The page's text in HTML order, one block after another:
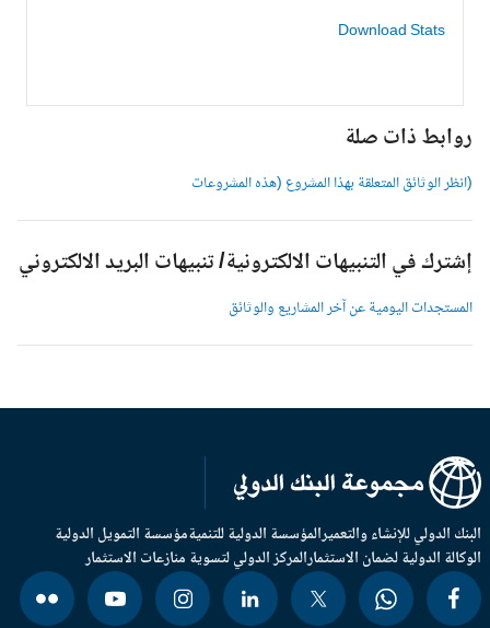
Download Stats
روابط ذات صلة
(انظر الوثائق المتعلقة بهذا المشروع (هذه المشروعات
إشترك في التنبيهات الالكترونية/ تنبيهات البريد الالكتروني
المستجدات اليومية عن آخر المشاريع والوثائق
الدولي للإنشاء والتعميرالمؤسسة الدولية للتنميةمؤسسة التمويل الدولية
الدولية لضمان الاستثمارالمركز الدولي لتسوية منازعات الاستثمار